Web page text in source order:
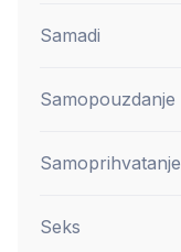
Samadi
Samopouzdanje
Samoprihvatanje
Seks